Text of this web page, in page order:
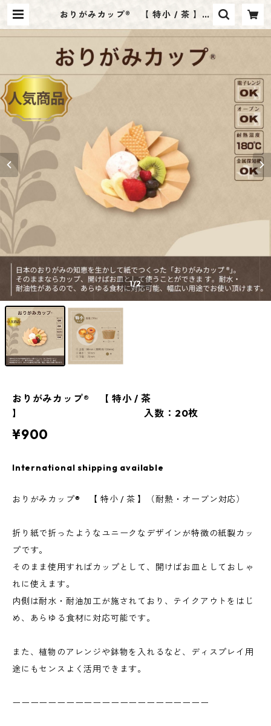
おりがみカップ® 【 特小 / 茶 】
| IZUYA SHINMEI
1/2
おりがみカップ® 【 特小 / 茶
】 入数：20枚
¥900
International shipping available
おりがみカップ® 【 特小 / 茶 】（耐熱・オーブン対応）
折り紙で折ったようなユニークなデザインが特徴の紙製カッ
プです。
そのまま使用すればカップとして、開けばお皿としておしゃ
れに使えます。
内側は耐水・耐油加工が施されており、テイクアウトをはじ
め、あらゆる食材に対応可能です。
また、植物のアレンジや鉢物を入れるなど、ディスプレイ用
途にもセンスよく活用できます。
ーーーーーーーーーーーーーーーーーーーーーー